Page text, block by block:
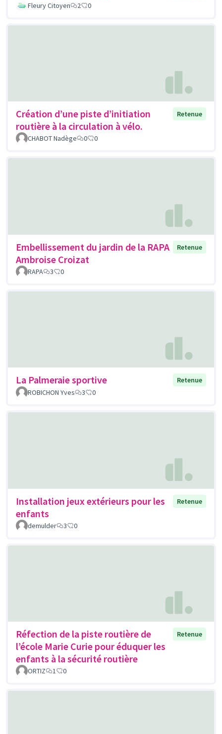
Fleury Citoyen
2 0
Création d’une piste d’initiation
routière à la circulation à vélo.
Retenue
CHABOT Nadège 0 0
Embellissement du jardin de la RAPA
Ambroise Croizat
Retenue
RAPA 3 0
La Palmeraie sportive
Retenue
ROBICHON Yves
3 0
Installation jeux extérieurs pour les
enfants
Retenue
demulder 3 0
Réfection de la piste routière de
l’école Marie Curie pour éduquer les
enfants à la sécurité routière
Retenue
ORTIZ 1 0